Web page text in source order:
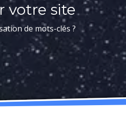
votre site
de mots-clés ?